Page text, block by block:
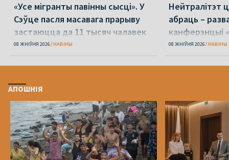
«Усе мігранты павінны сысці». У
Сэўце пасля масавага прарыву
застаюцца да 11 тысяч чалавек
08 ЖНІЎНЯ 2026 НАВІНЫ
Нейтралітэт
абраць –
канферэнцыі
08 ЖНІЎНЯ 2026 НАВІНЫ
АПОШНІЯ